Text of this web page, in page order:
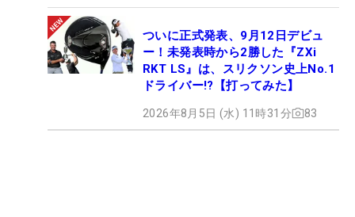
ついに正式発表、9月12日デビュ
ー！未発表時から2勝した『ZXi
RKT LS』は、スリクソン史上No.1
ドライバー!?【打ってみた】
2026年8月5日 (水) 11時31分 83